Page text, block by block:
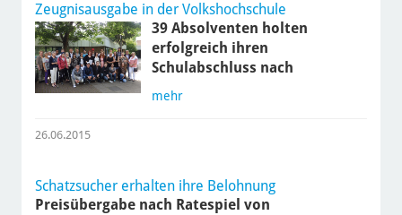
Zeugnisausgabe in der Volkshochschule
39 Absolventen holten
erfolgreich ihren
Schulabschluss nach
mehr
26.06.2015
Schatzsucher erhalten ihre Belohnung
Preisübergabe nach Ratespiel von